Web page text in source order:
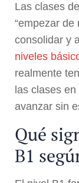
Las clases
“empezar de
consolidar y
niveles
realmente
las clases
avanzar sin
Qué
B1